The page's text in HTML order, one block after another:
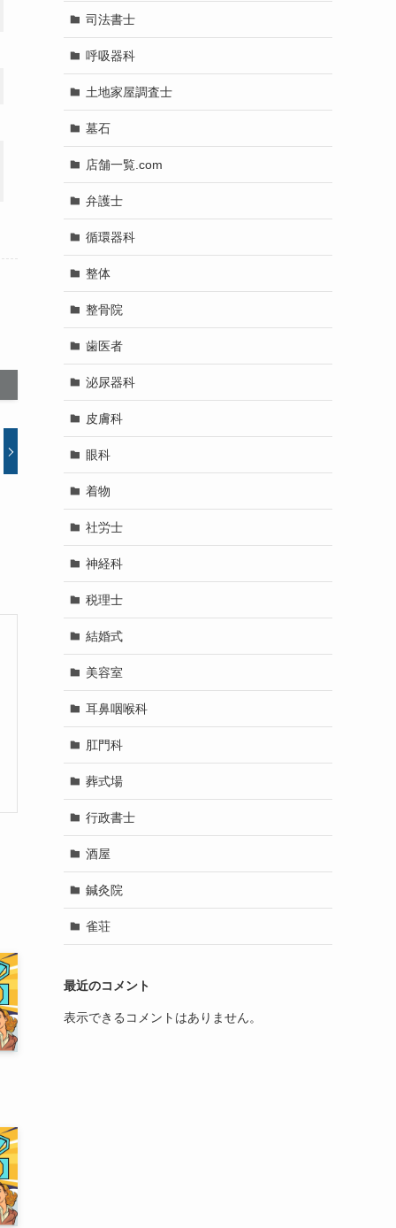
司法書士
呼吸器科
土地家屋調査士
墓石
店舗一覧.com
弁護士
循環器科
整体
整骨院
歯医者
泌尿器科
皮膚科
眼科
着物
社労士
神経科
税理士
結婚式
美容室
耳鼻咽喉科
肛門科
葬式場
行政書士
酒屋
鍼灸院
雀荘
最近のコメント
表示できるコメントはありません。